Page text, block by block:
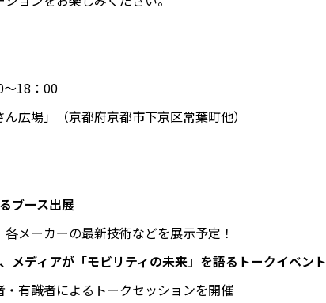
～18：00
広場」（京都府京都市下京区常葉町他）
ブース出展
メーカーの最新技術などを展示予定！
メディアが「モビリティの未来」を語るトークイベント
有識者によるトークセッションを開催